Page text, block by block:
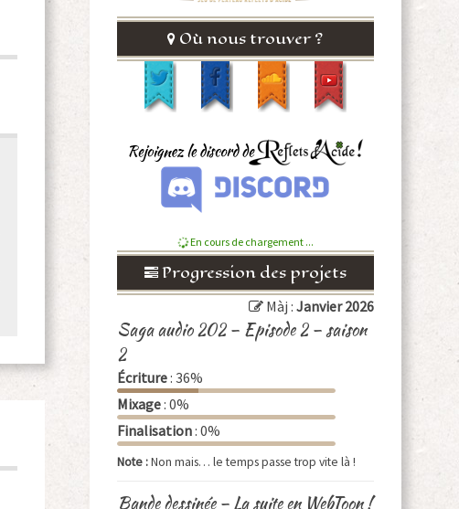
Où nous trouver ?
En cours de chargement ...
Progression des projets
Màj : Janvier 2026
Saga audio 202 – Episode 2 – saison
2
Écriture: 36%
Mixage: 0%
Finalisation: 0%
Note :Non mais… le temps passe trop vite là !
Bande dessinée – La suite en WebToon !